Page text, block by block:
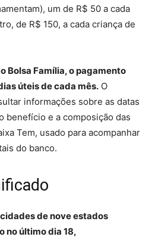
um de R$ 50 a cada
de R$ 150, a cada criança de
Bolsa Família, o pagamento
úteis de cada mês. O
informações sobre as datas
benefício e a composição das
Tem, usado para acompanhar
do banco.
de nove estados
no último dia 18,